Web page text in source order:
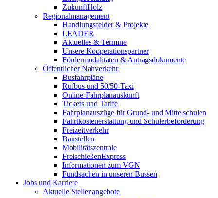
ZukunftHolz
Regionalmanagement
Handlungsfelder & Projekte
LEADER
Aktuelles & Termine
Unsere Kooperationspartner
Fördermodalitäten & Antragsdokumente
Öffentlicher Nahverkehr
Busfahrpläne
Rufbus und 50/50-Taxi
Online-Fahrplanauskunft
Tickets und Tarife
Fahrplanauszüge für Grund- und Mittelschulen
Fahrtkostenerstattung und Schülerbeförderung
Freizeitverkehr
Baustellen
Mobilitätszentrale
FreischießenExpress
Informationen zum VGN
Fundsachen in unseren Bussen
Jobs und Karriere
Aktuelle Stellenangebote